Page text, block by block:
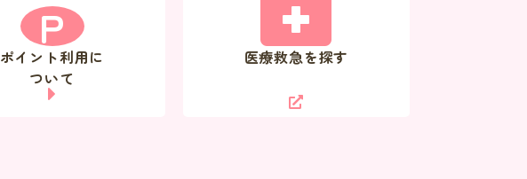
P
ポイント利用に
ついて
医療救急を探す